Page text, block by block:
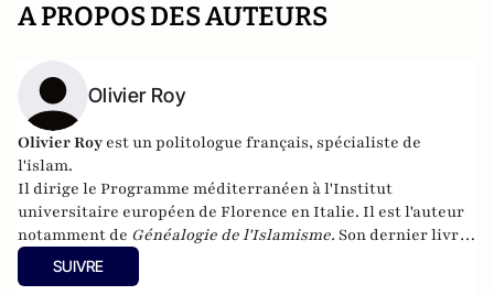
A PROPOS DES AUTEURS
Olivier Roy
Olivier Roy est un politologue français, spécialiste de
l'islam.
Il dirige le Programme méditerranéen à l'Institut
universitaire européen de Florence en Italie. Il est l'auteur
notamment de Généalogie de l'Islamisme. Son dernier livre,
Le djihad et la mort
Seuil.
SUIVRE